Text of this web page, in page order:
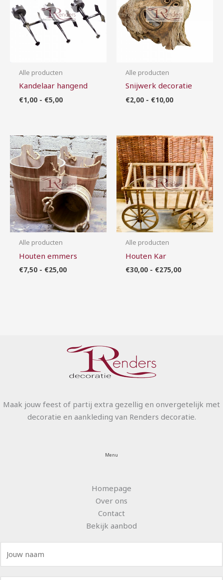
Alle producten
Kandelaar hangend
€1,00 - €5,00
Alle producten
Snijwerk decoratie
€2,00 - €10,00
Alle producten
Houten emmers
€7,50 - €25,00
Prijsklasse:
€7,50
tot
€25,00
Alle producten
Houten Kar
€30,00 - €275,00
Prijsklasse:
€30,00
tot
€275,00
Maak jouw feest of partij extra gezellig en onvergetelijk met
decoratie en aankleding van Renders decoratie.
Menu
Homepage
Over ons
Contact
Bekijk aanbod